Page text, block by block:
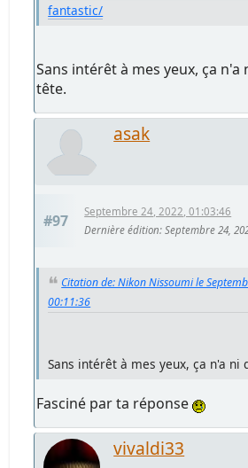
fantastic/
Sans intérêt à mes yeux, ça n'a
tête.
asak
#97
Septembre 24, 2022, 01:03:46
Dernière édition: Septembre 24,
Citation de: Nikon Nissoumi le
00:11:36
Sans intérêt à mes yeux, ça n'a ni
Fasciné par ta réponse
vivaldi33